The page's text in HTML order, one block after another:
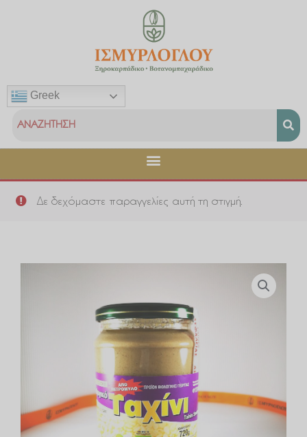
Greek
Δε δεχόμαστε παραγγελίες αυτή τη στιγμή.